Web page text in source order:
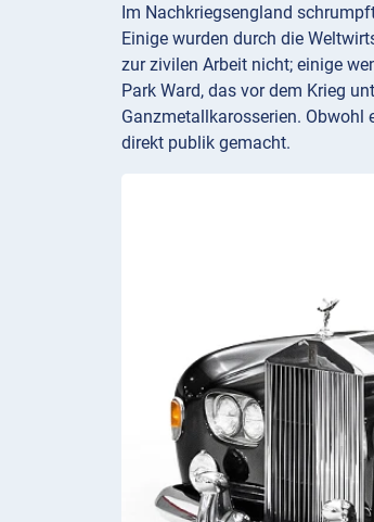
Im Nachkriegsengland
Einige wurden durch die
zur zivilen Arbeit nicht; einige
Park Ward, das vor dem Krieg
Ganzmetallkarosserien. Obwohl
direkt publik gemacht.